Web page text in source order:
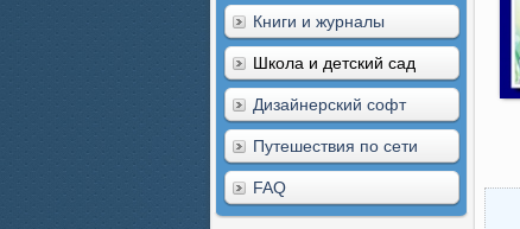
Книги и журналы
Школа и детский сад
Дизайнерский софт
Путешествия по сети
FAQ